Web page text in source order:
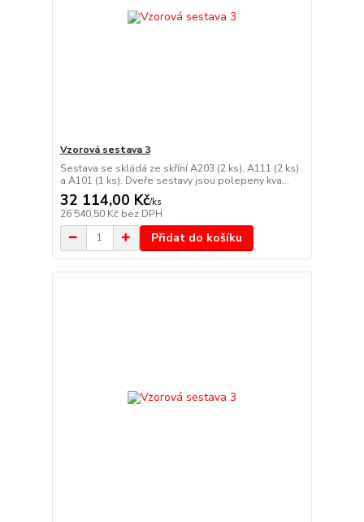
Vzorová sestava 3
Sestava se skládá ze skříní A203 (2 ks), A111 (2 ks)
a A101 (1 ks). Dveře sestavy jsou polepeny kva...
32 114,00 Kč/ks
26 540,50 Kč bez DPH
Přidat do košíku